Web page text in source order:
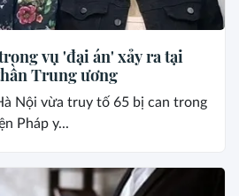
vụ 'đại án' xảy ra tại
Trung ương
Nội vừa truy tố 65 bị can trong
Pháp y...